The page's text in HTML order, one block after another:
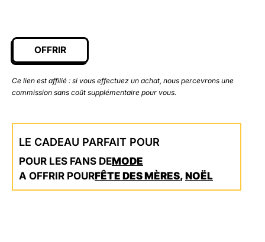
OFFRIR
Ce lien est affilié : si vous effectuez un achat, nous percevrons une
commission sans coût supplémentaire pour vous.
LE CADEAU PARFAIT POUR
POUR LES FANS DEMODE
A OFFRIR POURFÊTE DES MÈRES, NOËL